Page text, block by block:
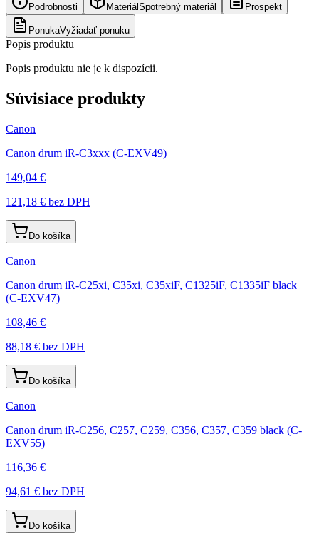
Podrobnosti Materiál Spotrebný materiál Prospekt
PonukaVyžiadať ponuku
Popis produktu
Popis produktu nie je k dispozícii.
Súvisiace produkty
Canon
Canon drum iR-C3xxx (C-EXV49)
149,04 €
121,18 € bez DPH
Do košíka
Canon
Canon drum iR-C25xi, C35xi, C35xiF, C1325iF, C1335iF black
(C-EXV47)
108,46 €
88,18 € bez DPH
Do košíka
Canon
Canon drum iR-C256, C257, C259, C356, C357, C359 black (C-
EXV55)
116,36 €
94,61 € bez DPH
Do košíka